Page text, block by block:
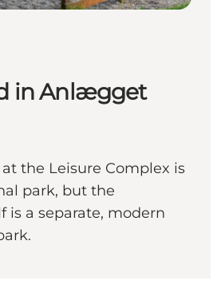
in Anlægget
the Leisure Complex is
park, but the
is a separate, modern